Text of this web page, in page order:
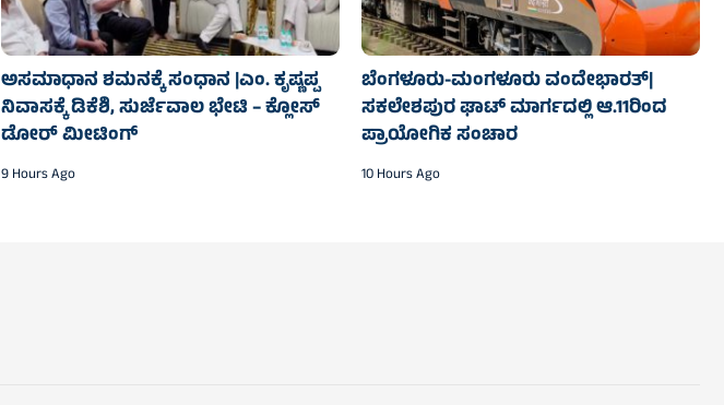
ಅಸಮಾಧಾನ ಶಮನಕ್ಕೆ ಸಂಧಾನ |ಎಂ. ಕೃಷ್ಣಪ್ಪ
ನಿವಾಸಕ್ಕೆ ಡಿಕೆಶಿ, ಸುರ್ಜೆವಾಲ ಭೇಟಿ – ಕ್ಲೋಸ್
ಡೋರ್ ಮೀಟಿಂಗ್
9 Hours Ago
ಬೆಂಗಳೂರು-ಮಂಗಳೂರು ವಂದೇಭಾರತ್‌|
ಸಕಲೇಶಪುರ ಘಾಟ್ ಮಾರ್ಗದಲ್ಲಿ ಆ.11ರಿಂದ
ಪ್ರಾಯೋಗಿಕ ಸಂಚಾರ
10 Hours Ago